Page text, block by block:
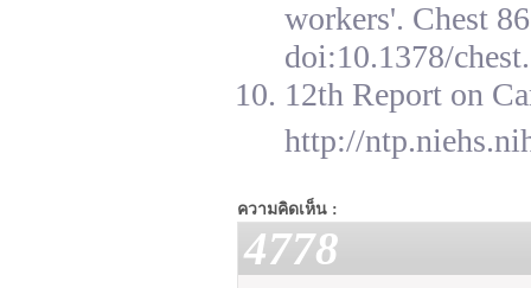
workers'. Chest
doi:10.1378/
12th Report on
http://
ความคิดเห็น :
4778